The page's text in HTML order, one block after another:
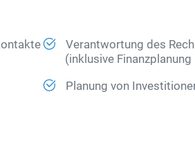
Verantwortung des
(inklusive
Planung von